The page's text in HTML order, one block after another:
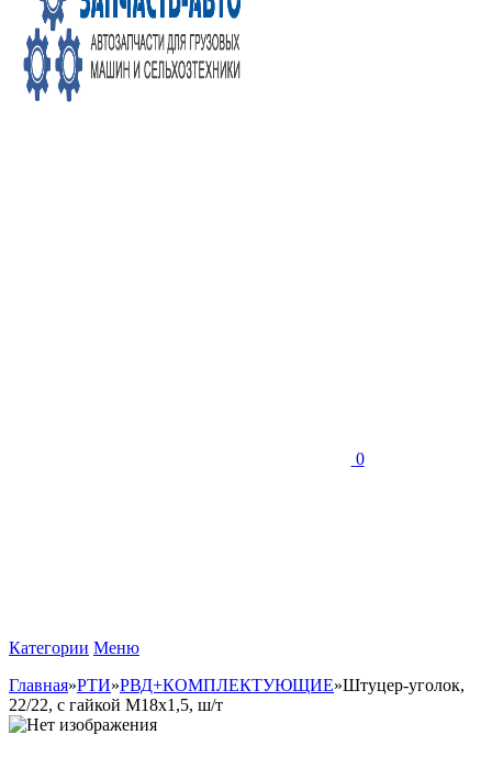
0
Категории Меню
Главная»РТИ»РВД+КОМПЛЕКТУЮЩИЕ»Штуцер-уголок,
22/22, с гайкой М18х1,5, ш/т